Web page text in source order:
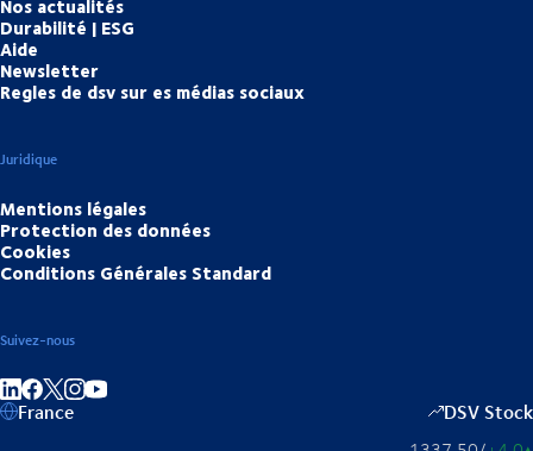
Nos actualités
Durabilité | ESG
Aide
Newsletter
Regles de dsv sur es médias sociaux
Juridique
Mentions légales
Protection des données
Cookies
Conditions Générales Standard
Suivez-nous
Partager sur linkedIn
Partager sur Facebook
Partager sur Instagram
France DSV Stock